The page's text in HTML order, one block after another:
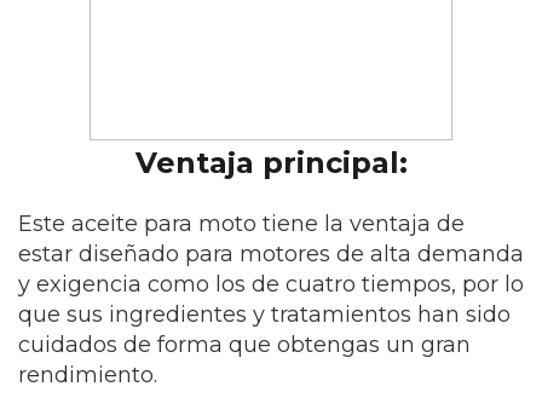
Ventaja principal:
Este aceite para moto tiene la ventaja de
estar diseñado para motores de alta demanda
y exigencia como los de cuatro tiempos, por lo
que sus ingredientes y tratamientos han sido
cuidados de forma que obtengas un gran
rendimiento.